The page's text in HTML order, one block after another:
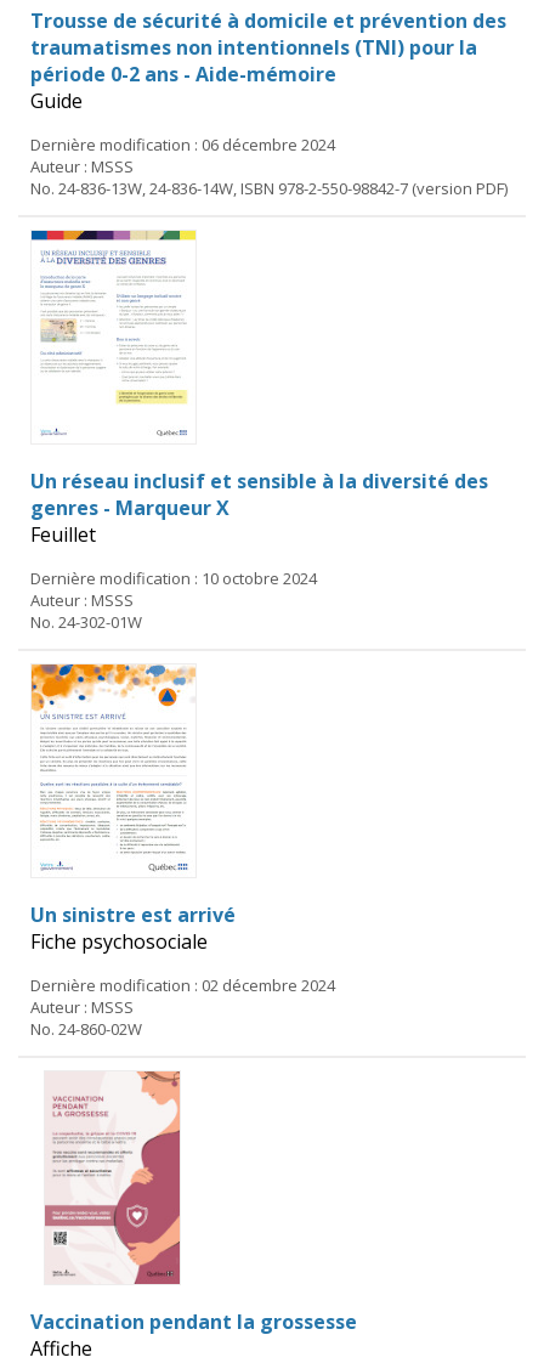
Trousse de sécurité à domicile et prévention des
traumatismes non intentionnels (TNI) pour la
période 0-2 ans - Aide-mémoire
Guide
Dernière modification : 06 décembre 2024
Auteur : MSSS
No. 24-836-13W, 24-836-14W, ISBN 978-2-550-98842-7 (version PDF)
Un réseau inclusif et sensible à la diversité des
genres - Marqueur X
Feuillet
Dernière modification : 10 octobre 2024
Auteur : MSSS
No. 24-302-01W
Un sinistre est arrivé
Fiche psychosociale
Dernière modification : 02 décembre 2024
Auteur : MSSS
No. 24-860-02W
Vaccination pendant la grossesse
Affiche